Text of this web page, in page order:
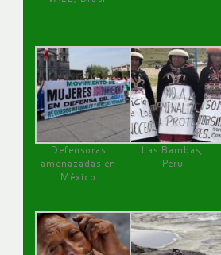
Defensoras
amenazadas en
México
Las Bambas,
Perú